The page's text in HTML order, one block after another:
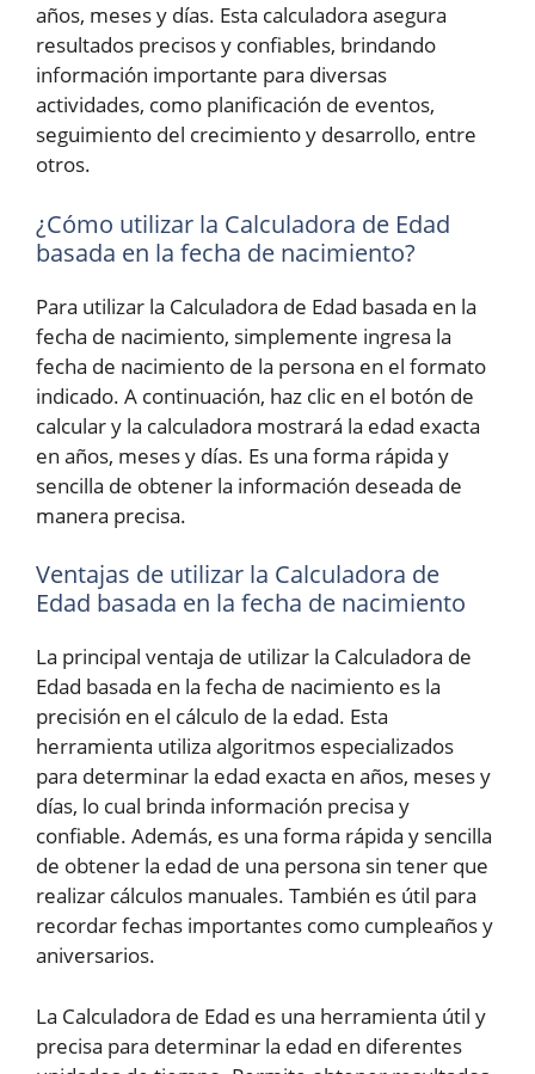
años, meses y días. Esta calculadora asegura
resultados precisos y confiables, brindando
información importante para diversas
actividades, como planificación de eventos,
seguimiento del crecimiento y desarrollo, entre
otros.
¿Cómo utilizar la Calculadora de Edad
basada en la fecha de nacimiento?
Para utilizar la Calculadora de Edad basada en la
fecha de nacimiento, simplemente ingresa la
fecha de nacimiento de la persona en el formato
indicado. A continuación, haz clic en el botón de
calcular y la calculadora mostrará la edad exacta
en años, meses y días. Es una forma rápida y
sencilla de obtener la información deseada de
manera precisa.
Ventajas de utilizar la Calculadora de
Edad basada en la fecha de nacimiento
La principal ventaja de utilizar la Calculadora de
Edad basada en la fecha de nacimiento es la
precisión en el cálculo de la edad. Esta
herramienta utiliza algoritmos especializados
para determinar la edad exacta en años, meses y
días, lo cual brinda información precisa y
confiable. Además, es una forma rápida y sencilla
de obtener la edad de una persona sin tener que
realizar cálculos manuales. También es útil para
recordar fechas importantes como cumpleaños y
aniversarios.
La Calculadora de Edad es una herramienta útil y
precisa para determinar la edad en diferentes